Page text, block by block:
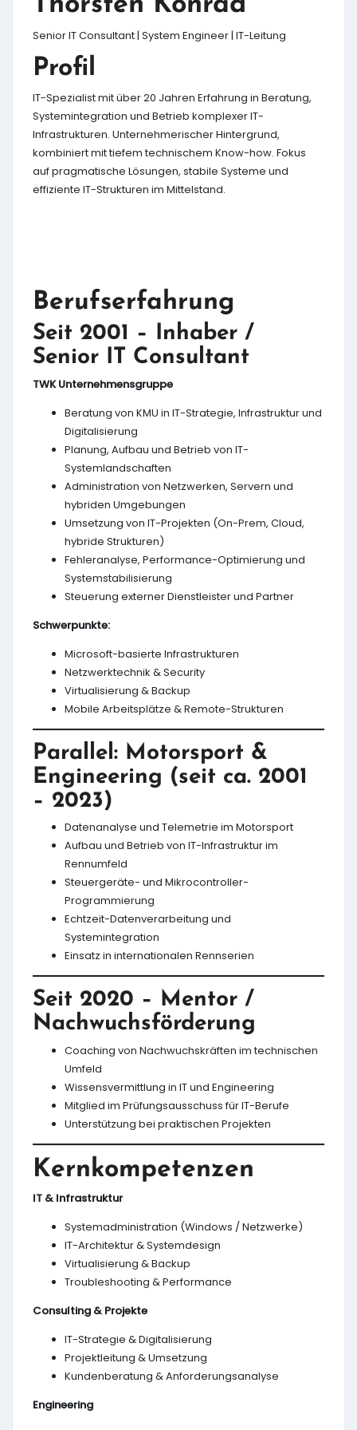
Senior IT Consultant | System Engineer | IT-Leitung
Profil
IT-Spezialist mit über 20 Jahren Erfahrung in Beratung,
Systemintegration und Betrieb komplexer IT-
Infrastrukturen. Unternehmerischer Hintergrund,
kombiniert mit tiefem technischem Know-how. Fokus
auf pragmatische Lösungen, stabile Systeme und
effiziente IT-Strukturen im Mittelstand.
Berufserfahrung
Seit 2001 – Inhaber /
Senior IT Consultant
TWK Unternehmensgruppe
Beratung von KMU in IT-Strategie, Infrastruktur und
Digitalisierung
Planung, Aufbau und Betrieb von IT-
Systemlandschaften
Administration von Netzwerken, Servern und
hybriden Umgebungen
Umsetzung von IT-Projekten (On-Prem, Cloud,
hybride Strukturen)
Fehleranalyse, Performance-Optimierung und
Systemstabilisierung
Steuerung externer Dienstleister und Partner
Schwerpunkte:
Microsoft-basierte Infrastrukturen
Netzwerktechnik & Security
Virtualisierung & Backup
Mobile Arbeitsplätze & Remote-Strukturen
Parallel: Motorsport &
Engineering (seit ca. 2001
– 2023)
Datenanalyse und Telemetrie im Motorsport
Aufbau und Betrieb von IT-Infrastruktur im
Rennumfeld
Steuergeräte- und Mikrocontroller-
Programmierung
Echtzeit-Datenverarbeitung und
Systemintegration
Einsatz in internationalen Rennserien
Seit 2020 – Mentor /
Nachwuchsförderung
Coaching von Nachwuchskräften im technischen
Umfeld
Wissensvermittlung in IT und Engineering
Mitglied im Prüfungsausschuss für IT-Berufe
Unterstützung bei praktischen Projekten
Kernkompetenzen
IT & Infrastruktur
Systemadministration (Windows / Netzwerke)
IT-Architektur & Systemdesign
Virtualisierung & Backup
Troubleshooting & Performance
Consulting & Projekte
IT-Strategie & Digitalisierung
Projektleitung & Umsetzung
Kundenberatung & Anforderungsanalyse
Engineering